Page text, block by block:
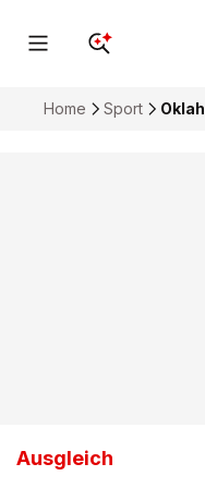
Home Sport
Ausgleich